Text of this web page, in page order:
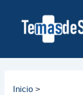
contenido
Inicio